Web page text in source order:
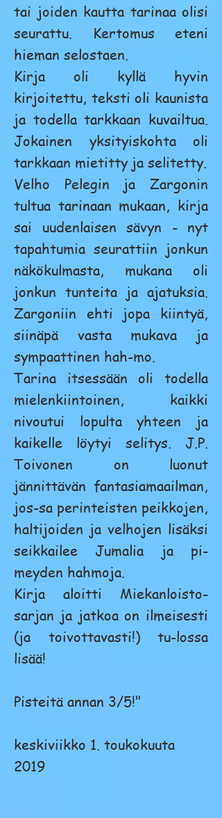
tai joiden kautta tarinaa olisi
seurattu. Kertomus eteni
hieman selostaen.
Kirja oli kyllä hyvin
kirjoitettu, teksti oli kaunista
ja todella tarkkaan kuvailtua.
Jokainen yksityiskohta oli
tarkkaan mietitty ja selitetty.
Velho Pelegin ja Zargonin
tultua tarinaan mukaan, kirja
sai uudenlaisen sävyn - nyt
tapahtumia seurattiin jonkun
näkökulmasta, mukana oli
jonkun tunteita ja ajatuksia.
Zargoniin ehti jopa kiintyä,
siinäpä vasta mukava ja
sympaattinen hah-mo.
Tarina itsessään oli todella
mielenkiintoinen, kaikki
nivoutui lopulta yhteen ja
kaikelle löytyi selitys. J.P.
Toivonen on luonut
jännittävän fantasiamaailman,
jos-sa perinteisten peikkojen,
haltijoiden ja velhojen lisäksi
seikkailee Jumalia ja pi-
meyden hahmoja.
Kirja aloitti Miekanloisto-
sarjan ja jatkoa on ilmeisesti
(ja toivottavasti!) tu-lossa
lisää!
Pisteitä annan 3/5!"
keskiviikko 1. toukokuuta
2019